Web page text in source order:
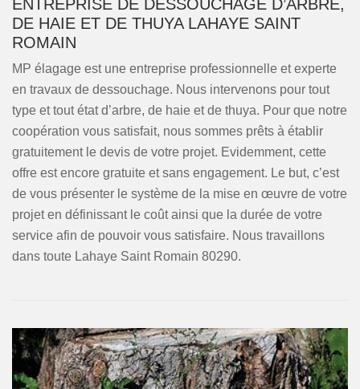
ENTREPRISE DE DESSOUCHAGE D’ARBRE,
DE HAIE ET DE THUYA LAHAYE SAINT
ROMAIN
MP élagage est une entreprise professionnelle et experte
en travaux de dessouchage. Nous intervenons pour tout
type et tout état d’arbre, de haie et de thuya. Pour que notre
coopération vous satisfait, nous sommes prêts à établir
gratuitement le devis de votre projet. Evidemment, cette
offre est encore gratuite et sans engagement. Le but, c’est
de vous présenter le système de la mise en œuvre de votre
projet en définissant le coût ainsi que la durée de votre
service afin de pouvoir vous satisfaire. Nous travaillons
dans toute Lahaye Saint Romain 80290.